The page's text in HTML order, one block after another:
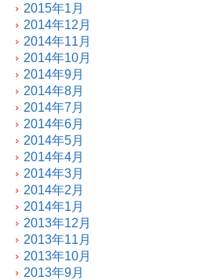
2015年1月
2014年12月
2014年11月
2014年10月
2014年9月
2014年8月
2014年7月
2014年6月
2014年5月
2014年4月
2014年3月
2014年2月
2014年1月
2013年12月
2013年11月
2013年10月
2013年9月